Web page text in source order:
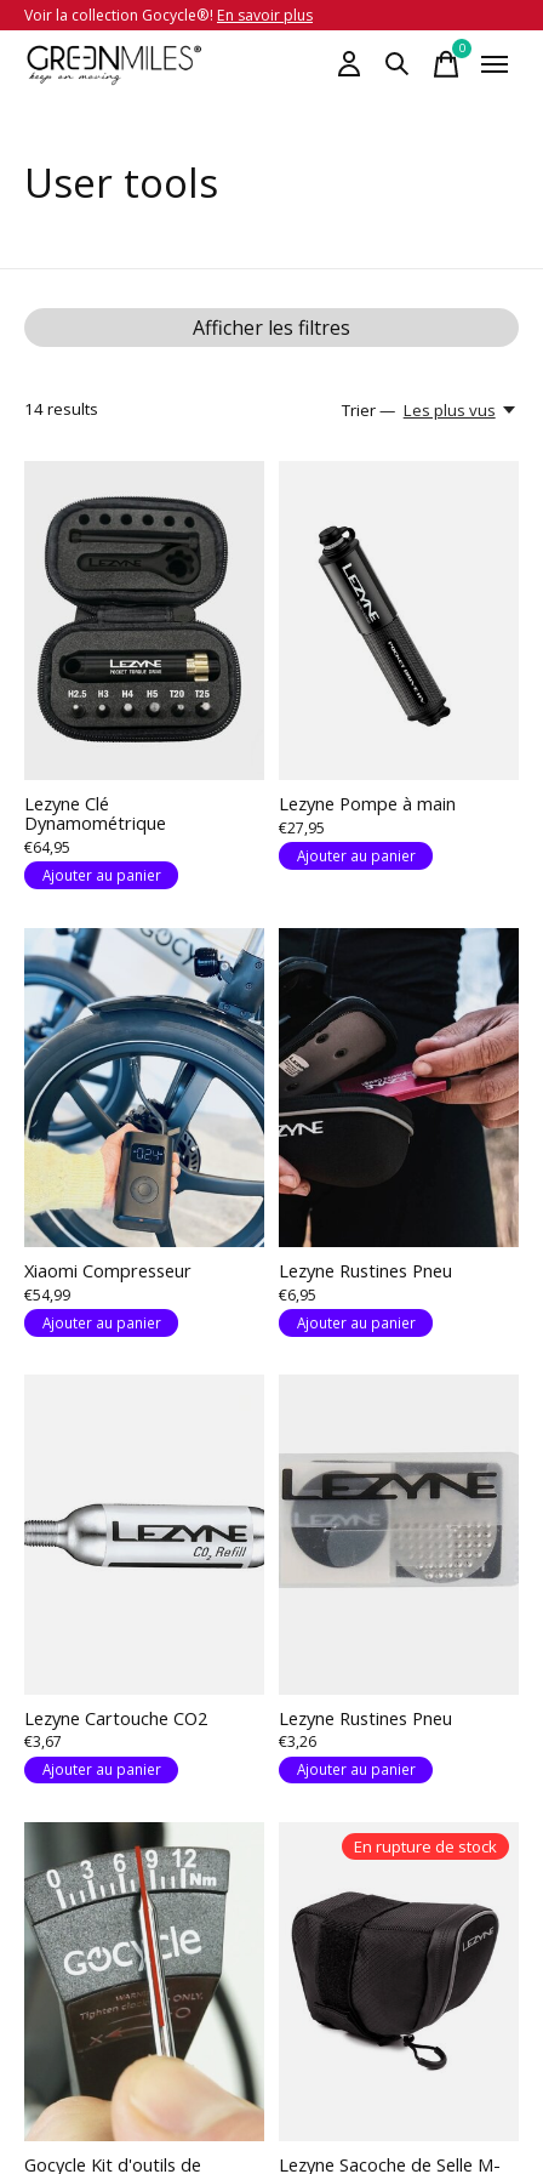
Voir la collection Gocycle®! En savoir plus
0items
User tools
Afficher les filtres
14results Trier — Les plus vus
Lezyne Clé
Dynamométrique
€64,95
Ajouter au panier
Lezyne Pompe à main
€27,95
Ajouter au panier
Xiaomi Compresseur
€54,99
Ajouter au panier
Lezyne Rustines Pneu
€6,95
Ajouter au panier
Lezyne Cartouche CO2
€3,67
Ajouter au panier
Lezyne Rustines Pneu
€3,26
Ajouter au panier
Gocycle Kit d'outils de
En rupture de stock
Lezyne Sacoche de Selle M-